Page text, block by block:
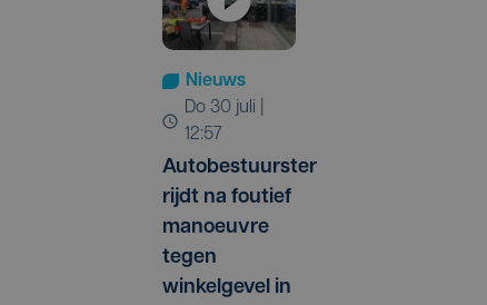
Nieuws
do 30 juli |
12:57
Autobestuurster
rijdt na foutief
manoeuvre
tegen
winkelgevel in